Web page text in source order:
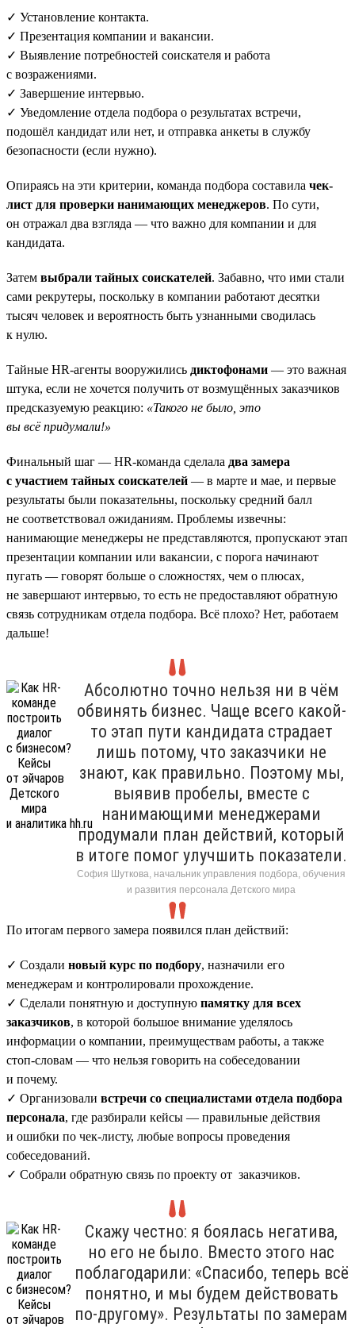
✓ Установление контакта.
✓ Презентация компании и вакансии.
✓ Выявление потребностей соискателя и работа
с возражениями.
✓ Завершение интервью.
✓ Уведомление отдела подбора о результатах встречи,
подошёл кандидат или нет, и отправка анкеты в службу
безопасности (если нужно).
Опираясь на эти критерии, команда подбора составила чек-
лист для проверки нанимающих менеджеров. По сути,
он отражал два взгляда — что важно для компании и для
кандидата.
Затем выбрали тайных соискателей. Забавно, что ими стали
сами рекрутеры, поскольку в компании работают десятки
тысяч человек и вероятность быть узнанными сводилась
к нулю.
Тайные HR-агенты вооружились диктофонами — это важная
штука, если не хочется получить от возмущённых заказчиков
предсказуемую реакцию: «Такого не было, это
вы всё придумали!»
Финальный шаг — HR-команда сделала два замера
с участием тайных соискателей — в марте и мае, и первые
результаты были показательны, поскольку средний балл
не соответствовал ожиданиям. Проблемы извечны:
нанимающие менеджеры не представляются, пропускают этап
презентации компании или вакансии, с порога начинают
пугать — говорят больше о сложностях, чем о плюсах,
не завершают интервью, то есть не предоставляют обратную
связь сотрудникам отдела подбора. Всё плохо? Нет, работаем
дальше!
Абсолютно точно нельзя ни в чём
обвинять бизнес. Чаще всего какой-
то этап пути кандидата страдает
лишь потому, что заказчики не
знают, как правильно. Поэтому мы,
выявив пробелы, вместе с
нанимающими менеджерами
продумали план действий, который
в итоге помог улучшить показатели.
София Шуткова, начальник управления подбора, обучения
и развития персонала Детского мира
По итогам первого замера появился план действий:
✓ Создали новый курс по подбору, назначили его
менеджерам и контролировали прохождение.
✓ Сделали понятную и доступную памятку для всех
заказчиков, в которой большое внимание уделялось
информации о компании, преимуществам работы, а также
стоп-словам — что нельзя говорить на собеседовании
и почему.
✓ Организовали встречи со специалистами отдела подбора
персонала, где разбирали кейсы — правильные действия
и ошибки по чек-листу, любые вопросы проведения
собеседований.
✓ Собрали обратную связь по проекту от заказчиков.
Скажу честно: я боялась негатива,
но его не было. Вместо этого нас
поблагодарили: «Спасибо, теперь всё
понятно, и мы будем действовать
по-другому». Результаты по замерам